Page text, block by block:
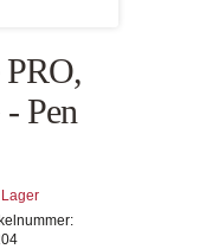
Pen